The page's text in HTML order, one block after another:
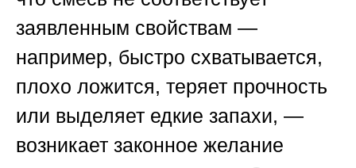
заявленным свойствам —
например, быстро схватывается,
плохо ложится, теряет прочность
или выделяет едкие запахи, —
возникает законное желание